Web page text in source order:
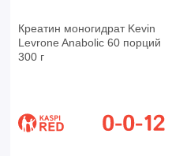
Креатин моногидрат Kevin
Levrone Anabolic 60 порций
300 г